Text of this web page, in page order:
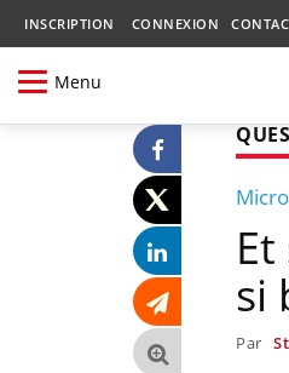
INSCRIPTION CONNEXION
Menu
si
Par